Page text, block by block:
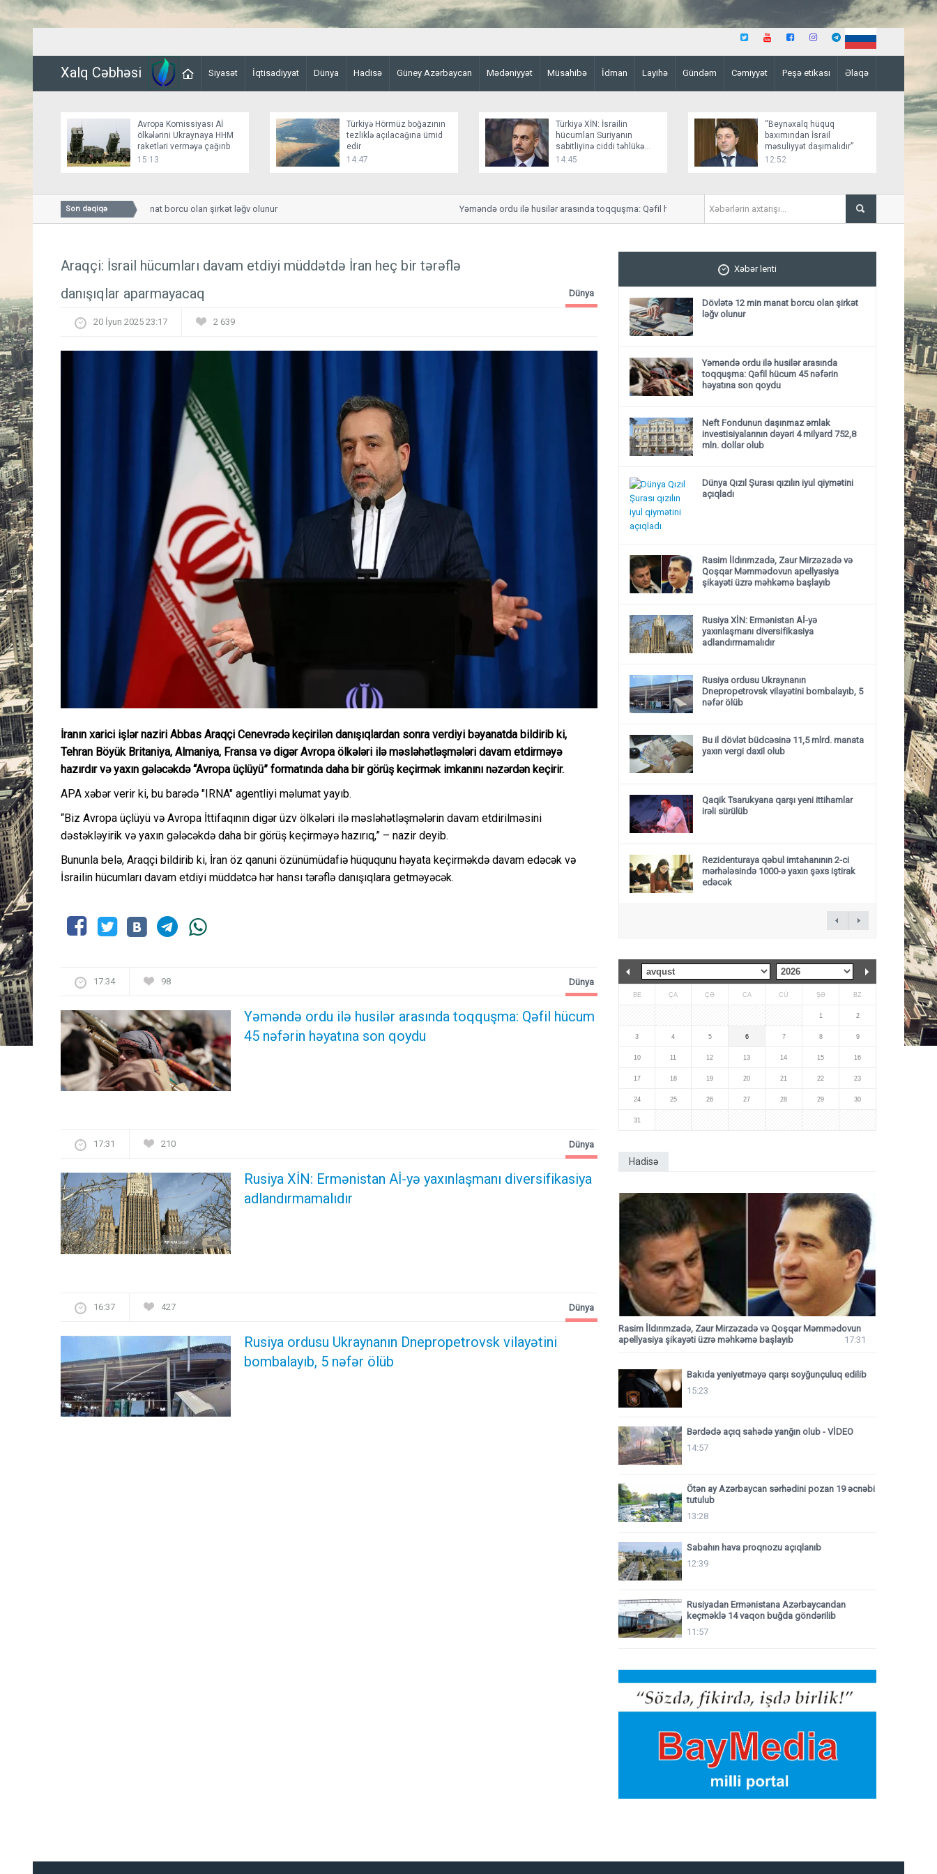
Xalq Cəbhəsi Siyasət İqtisadiyyat Dünya Hadisə Güney Azərbaycan Mədəniyyət Müsahibə İdman Layihə Gündəm Cəmiyyət Peşə etikası Əlaqə
Avropa Komissiyası Aİ
ölkələrini Ukraynaya HHM
raketləri verməyə çağırıb
15:13
Türkiyə Hörmüz boğazının
tezliklə açılacağına ümid
edir
14:47
Türkiyə XİN: İsrailin
hücumları Suriyanın
sabitliyinə ciddi təhlükə
yaradır
14:45
“Beynəxalq hüquq
baxımından İsrail
məsuliyyət daşımalıdır”
12:52
Son dəqiqə
Dövlətə 12 min manat borcu olan şirkət ləğv olunur Yəməndə ordu ilə husilər arasında toqquşma: Qəfil hücum 45 nəfərin həyatına son qoydu Neft Fondunun
Araqçi: İsrail hücumları davam etdiyi müddətdə İran heç bir tərəflə
danışıqlar aparmayacaq
Dünya
20 İyun 2025 23:17 2 639
İranın xarici işlər naziri Abbas Araqçi Cenevrədə keçirilən danışıqlardan sonra verdiyi bəyanatda bildirib ki,
Tehran Böyük Britaniya, Almaniya, Fransa və digər Avropa ölkələri ilə məsləhətləşmələri davam etdirməyə
hazırdır və yaxın gələcəkdə “Avropa üçlüyü” formatında daha bir görüş keçirmək imkanını nəzərdən keçirir.
APA xəbər verir ki, bu barədə "IRNA" agentliyi məlumat yayıb.
“Biz Avropa üçlüyü və Avropa İttifaqının digər üzv ölkələri ilə məsləhətləşmələrin davam etdirilməsini
dəstəkləyirik və yaxın gələcəkdə daha bir görüş keçirməyə hazırıq,” – nazir deyib.
Bununla belə, Araqçi bildirib ki, İran öz qanuni özünümüdafiə hüququnu həyata keçirməkdə davam edəcək və
İsrailin hücumları davam etdiyi müddətcə hər hansı tərəflə danışıqlara getməyəcək.
17:34 98
Yəməndə ordu ilə husilər arasında toqquşma: Qəfil hücum
45 nəfərin həyatına son qoydu
Dünya
17:31 210
Rusiya XİN: Ermənistan Aİ-yə yaxınlaşmanı diversifikasiya
adlandırmamalıdır
Dünya
16:37 427
Rusiya ordusu Ukraynanın Dnepropetrovsk vilayətini
bombalayıb, 5 nəfər ölüb
Dünya
Xəbər lenti
Dövlətə 12 min manat borcu olan şirkət
ləğv olunur
Yəməndə ordu ilə husilər arasında
toqquşma: Qəfil hücum 45 nəfərin
həyatına son qoydu
Neft Fondunun daşınmaz əmlak
investisiyalarının dəyəri 4 milyard 752,8
mln. dollar olub
Dünya Qızıl Şurası qızılın iyul qiymətini
açıqladı
Rasim İldırımzadə, Zaur Mirzəzadə və
Qoşqar Məmmədovun apellyasiya
şikayəti üzrə məhkəmə başlayıb
Rusiya XİN: Ermənistan Aİ-yə
yaxınlaşmanı diversifikasiya
adlandırmamalıdır
Rusiya ordusu Ukraynanın
Dnepropetrovsk vilayətini bombalayıb, 5
nəfər ölüb
Bu il dövlət büdcəsinə 11,5 mlrd. manata
yaxın vergi daxil olub
Qaqik Tsarukyana qarşı yeni ittihamlar
irəli sürülüb
Rezidenturaya qəbul imtahanının 2-ci
mərhələsində 1000-ə yaxın şəxs iştirak
edəcək
BE ÇA ÇƏ CA CÜ ŞƏ BZ
1 2
3 4 5 6 7 8 9
10 11 12 13 14 15 16
17 18 19 20 21 22 23
24 25 26 27 28 29 30
31
Hadisə
Rasim İldırımzadə, Zaur Mirzəzadə və Qoşqar Məmmədovun
apellyasiya şikayəti üzrə məhkəmə başlayıb
17:31
Bakıda yeniyetməyə qarşı soyğunçuluq edilib
15:23
Bərdədə açıq sahədə yanğın olub - VİDEO
14:57
Ötən ay Azərbaycan sərhədini pozan 19 əcnəbi
tutulub
13:28
Sabahın hava proqnozu açıqlanıb
12:39
Rusiyadan Ermənistana Azərbaycandan
keçməklə 14 vaqon buğda göndərilib
11:57